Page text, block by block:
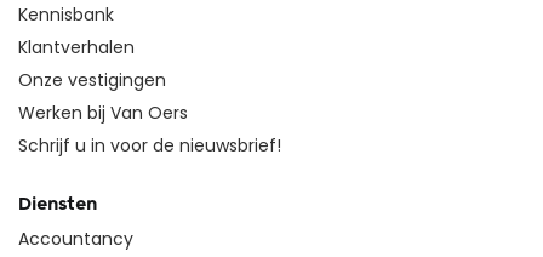
Kennisbank
Klantverhalen
Onze vestigingen
Werken bij Van Oers
Schrijf u in voor de nieuwsbrief!
Diensten
Accountancy